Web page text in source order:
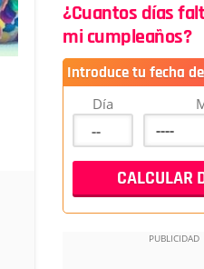
¿Cuantos días
mi cumpleaños?
Introduce tu fecha
Día